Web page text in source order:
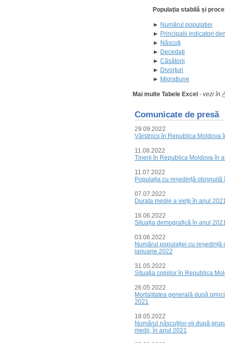
Populația stabilă și
► Numărul populaţiei
► Principalii indicatori
► Născuţi
► Decedaţi
► Căsătorii
► Divorţuri
► Migraţiune
Mai multe Tabele Excel - vezi în
Comunicate de presă
29.09.2022
Vârstnicii în Republica Moldova
11.08.2022
Tinerii în Republica Moldova în
11.07.2022
Populația cu reședință
07.07.2022
Durata medie a vieții în anul
16.06.2022
Situația demografică în anul
03.06.2022
Numărul populației cu reședință
ianuarie 2022
31.05.2022
Situaţia copiilor în Republica
26.05.2022
Mortalitatea generală după
2021
18.05.2022
Numărul născuților-vii după
medii, în anul 2021